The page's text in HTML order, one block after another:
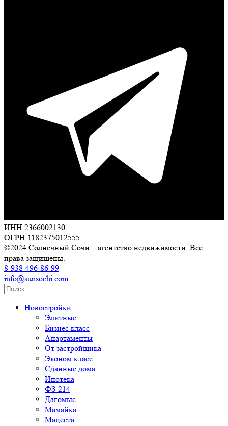
ИНН 2366002130
ОГРН 1182375012555
©2024 Солнечный Сочи – агентство недвижимости. Все
права защищены.
8-938-496-86-99
info@sunsochi.com
Новостройки
Элитные
Бизнес класс
Апартаменты
От застройщика
Эконом класс
Сданные дома
Ипотека
ФЗ-214
Дагомыс
Мамайка
Мацеста